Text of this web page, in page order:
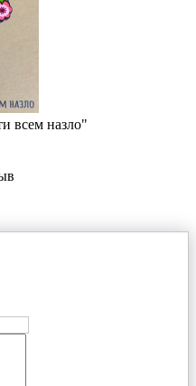
всем назло"